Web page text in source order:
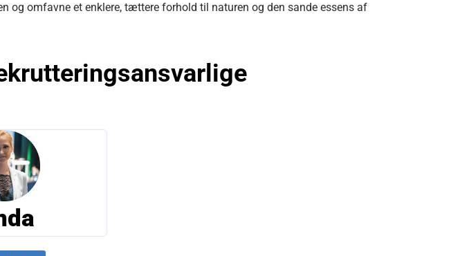
og omfavne et enklere, tættere forhold til naturen og den sande essens af